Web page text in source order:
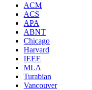
ACM
ACS
APA
ABNT
Chicago
Harvard
IEEE
MLA
Turabian
Vancouver